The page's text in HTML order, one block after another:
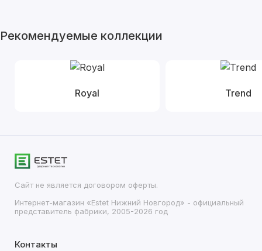
Рекомендуемые коллекции
Royal Trend
Сайт не является договором оферты.
Интернет-магазин «Estet Нижний Новгород» - официальный
представитель фабрики, 2005-2026 год
Контакты